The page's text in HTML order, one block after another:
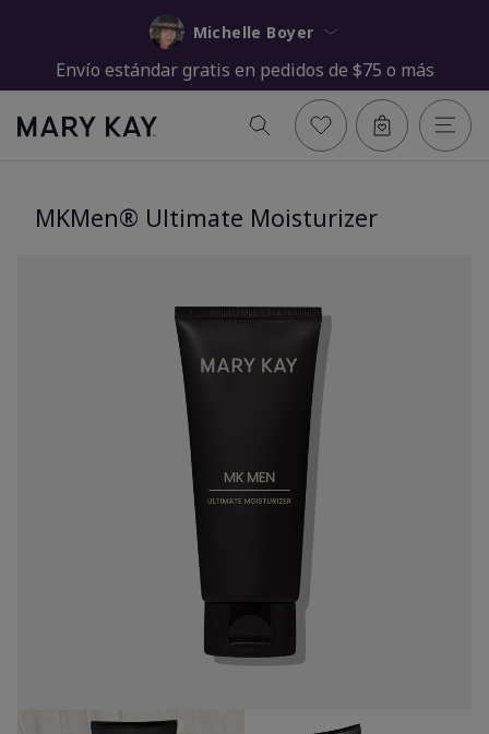
Michelle Boyer
Envío estándar gratis en pedidos de $75 o más
MKMen® Ultimate Moisturizer